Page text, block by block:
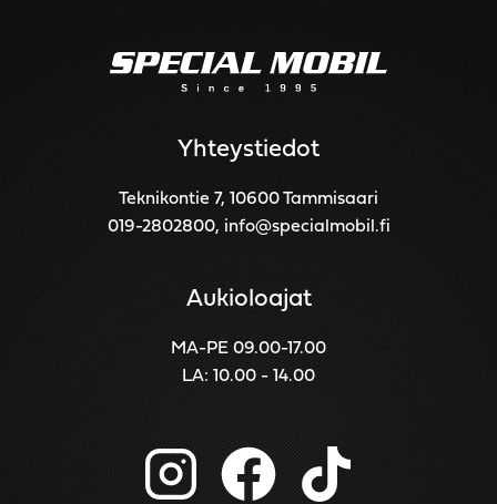
Yhteystiedot
Teknikontie 7, 10600 Tammisaari
019-2802800, info@specialmobil.fi
Aukioloajat
MA-PE 09.00-17.00
LA: 10.00 - 14.00